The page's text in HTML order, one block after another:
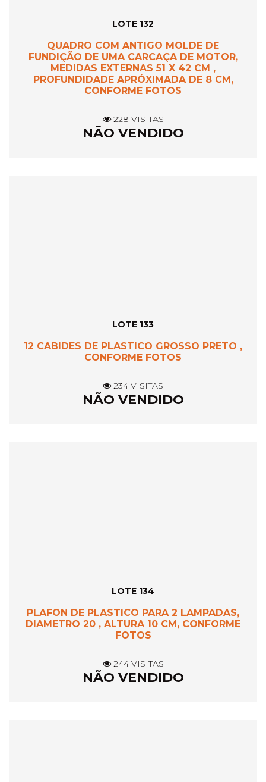
LOTE 132
QUADRO COM ANTIGO MOLDE DE
FUNDIÇÃO DE UMA CARCAÇA DE MOTOR,
MEDIDAS EXTERNAS 51 X 42 CM ,
PROFUNDIDADE APRÓXIMADA DE 8 CM,
CONFORME FOTOS
228 VISITAS
NÃO VENDIDO
LOTE 133
12 CABIDES DE PLASTICO GROSSO PRETO ,
CONFORME FOTOS
234 VISITAS
NÃO VENDIDO
LOTE 134
PLAFON DE PLASTICO PARA 2 LAMPADAS,
DIAMETRO 20 , ALTURA 10 CM, CONFORME
FOTOS
244 VISITAS
NÃO VENDIDO